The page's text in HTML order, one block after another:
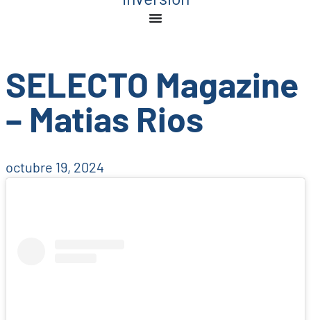
SELECTO Magazine
– Matias Rios
octubre 19, 2024